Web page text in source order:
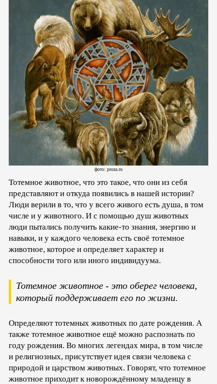
фото: proza.ru
Тотемное животное, что это такое, что они из себя
представляют и откуда появились в нашей истории?
Люди верили в то, что у всего живого есть душа, в том
числе и у животного. И с помощью душ животных
люди пытались получить какие-то знания, энергию и
навыки, и у каждого человека есть своё тотемное
животное, которое и определяет характер и
способности того или иного индивидуума.
Тотемное животное - это оберег человека,
который поддерживает его по жизни.
Определяют тотемных животных по дате рождения. А
также тотемное животное ещё можно распознать по
году рождения. Во многих легендах мира, в том числе
и религиозных, присутствует идея связи человека с
природой и царством животных. Говорят, что тотемное
животное приходит к новорождённому младенцу в